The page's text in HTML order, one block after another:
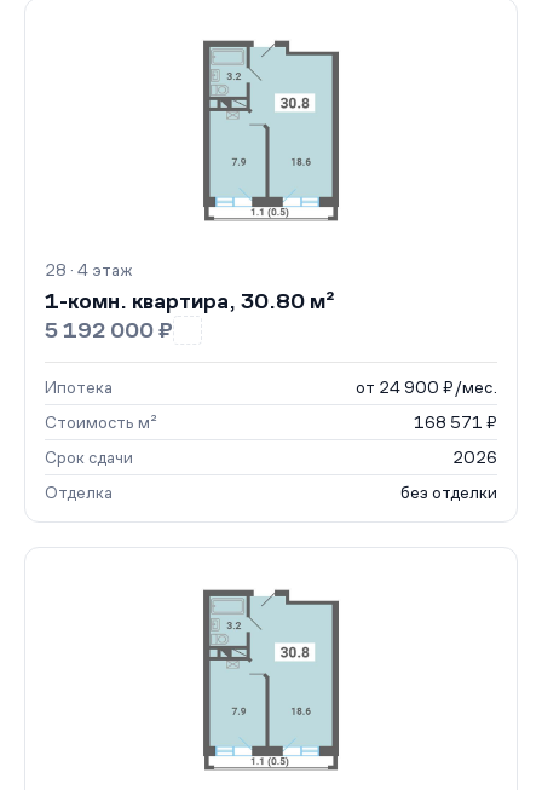
28 · 4 этаж
1-комн. квартира, 30.80 м²
5 192 000 ₽
Ипотека
от 24 900 ₽/мес.
Стоимость м²
168 571 ₽
Срок сдачи
2026
Отделка
без отделки